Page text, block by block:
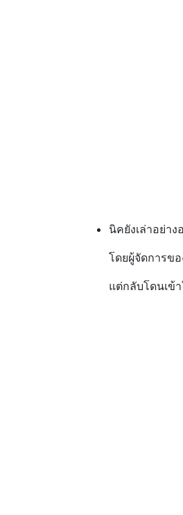
นิคยังเล่าอย่า
โดยผู้จัดการข
แต่กลับโดนเข้